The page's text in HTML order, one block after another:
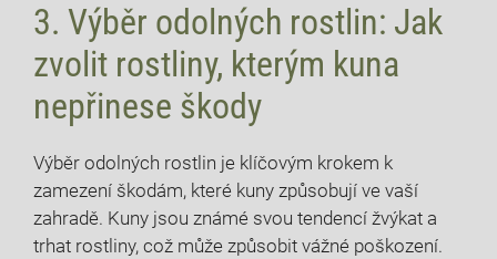
3. Výběr odolných rostlin: Jak
zvolit rostliny, kterým kuna
nepřinese škody
Výběr odolných rostlin je klíčovým krokem k
zamezení škodám, které kuny způsobují ve vaší
zahradě. Kuny jsou známé svou tendencí žvýkat a
trhat rostliny, což může způsobit vážné poškození.